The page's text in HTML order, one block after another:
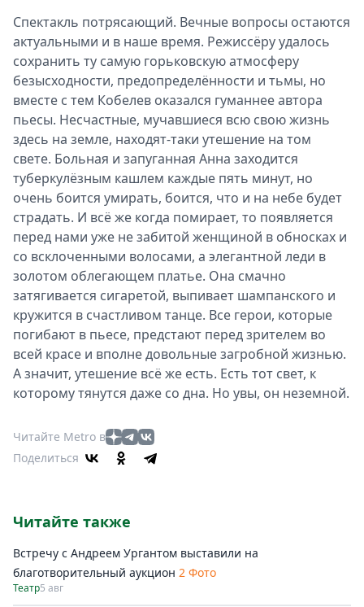
Спектакль потрясающий. Вечные вопросы остаются
актуальными и в наше время. Режиссёру удалось
сохранить ту самую горьковскую атмосферу
безысходности, предопределённости и тьмы, но
вместе с тем Кобелев оказался гуманнее автора
пьесы. Несчастные, мучавшиеся всю свою жизнь
здесь на земле, находят-таки утешение на том
свете. Больная и запуганная Анна заходится
туберкулёзным кашлем каждые пять минут, но
очень боится умирать, боится, что и на небе будет
страдать. И всё же когда помирает, то появляется
перед нами уже не забитой женщиной в обносках и
со всклоченными волосами, а элегантной леди в
золотом облегающем платье. Она смачно
затягивается сигаретой, выпивает шампанского и
кружится в счастливом танце. Все герои, которые
погибают в пьесе, предстают перед зрителем во
всей красе и вполне довольные загробной жизнью.
А значит, утешение всё же есть. Есть тот свет, к
которому тянутся даже со дна. Но увы, он неземной.
Читайте Metro в
Поделиться
Читайте также
Встречу с Андреем Ургантом выставили на
благотворительный аукцион 2 Фото
Театр5 авг